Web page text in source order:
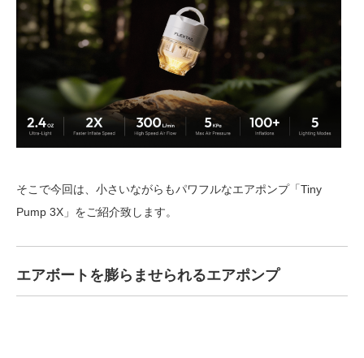
そこで今回は、小さいながらもパワフルなエアポンプ「Tiny
Pump 3X」をご紹介致します。
エアボートを膨らませられるエアポンプ